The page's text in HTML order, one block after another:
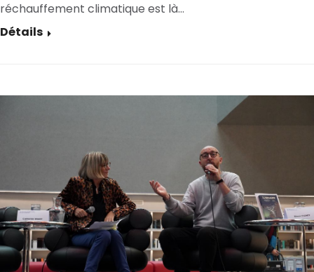
réchauffement climatique est là…
Détails